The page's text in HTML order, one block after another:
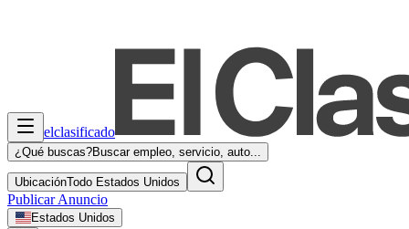
elclasificado
¿Qué buscas?Buscar empleo, servicio, auto...
UbicaciónTodo Estados Unidos
Publicar Anuncio
Estados Unidos